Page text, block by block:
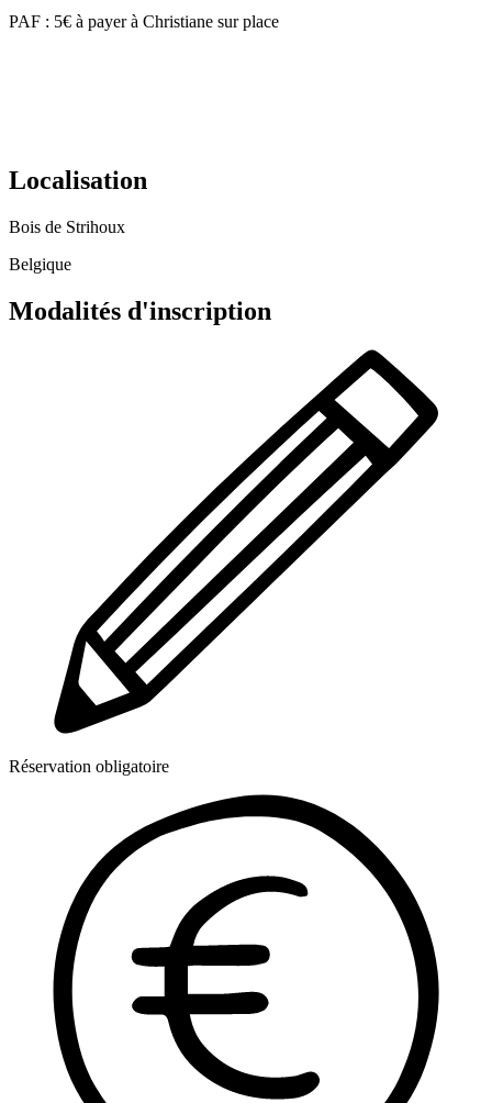
PAF : 5€ à payer à Christiane sur place
Localisation
Bois de Strihoux
Belgique
Modalités d'inscription
Réservation obligatoire